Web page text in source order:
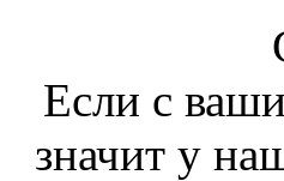
Если с
значит у